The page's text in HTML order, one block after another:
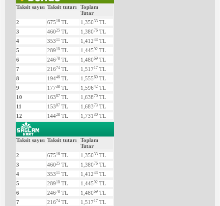
Taksit sayısı Taksit tutarı
Toplam
Tutar
2
675 16 TL 1,35033 TL
3
46025 TL 1,38076 TL
4
353 11 TL 1,41243 TL
5
289 18 TL 1,44592 TL
6
24678 TL 1,48069 TL
7
21674 TL 1,517 17 TL
8
19446 TL 1,55569 TL
9
17738 TL 1,59642 TL
10
16387 TL 1,63870 TL
11
15307 TL 1,68373 TL
12
14428 TL 1,731 30 TL
Taksit sayısı Taksit tutarı
Toplam
Tutar
2
675 16 TL 1,35033 TL
3
46025 TL 1,38076 TL
4
353 11 TL 1,41243 TL
5
289 18 TL 1,44592 TL
6
24678 TL 1,48069 TL
7
21674 TL 1,517 17 TL